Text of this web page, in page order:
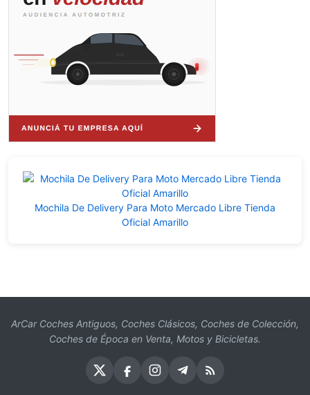
Mochila De Delivery Para Moto Mercado Libre Tienda
Oficial Amarillo
ArCar Coches Antiguos, Coches Clásicos, Coches de Colección,
Coches de Época en Venta, Motos y Bicicletas.